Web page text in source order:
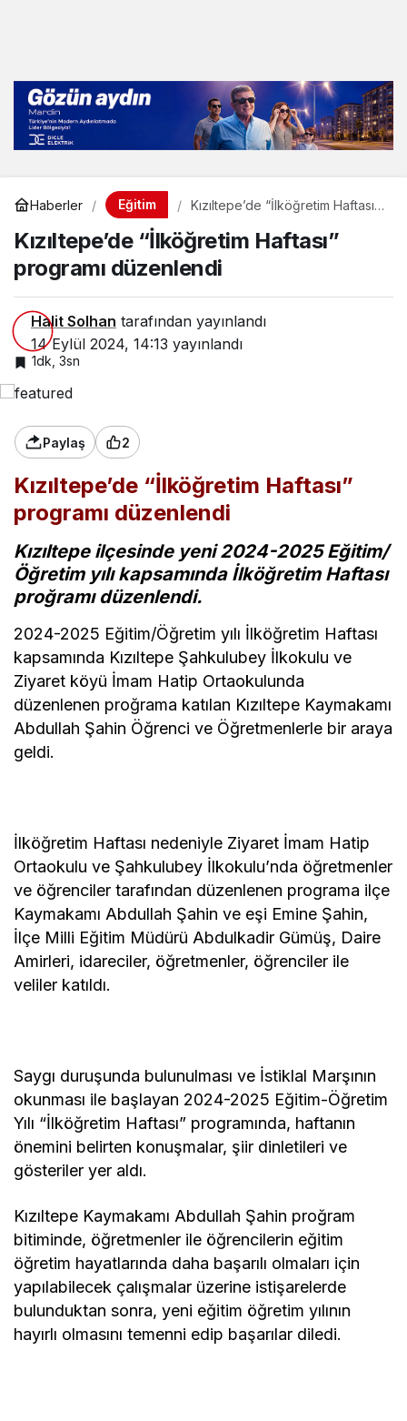
Haberler Eğitim
Kızıltepe’de “İlköğretim Haftası”
Kızıltepe’de “İlköğretim Haftası”
programı düzenlendi
Halit Solhan tarafından yayınlandı
14 Eylül 2024, 14:13 yayınlandı
1dk, 3sn
Paylaş 2
Kızıltepe’de “İlköğretim Haftası”
programı düzenlendi
Kızıltepe ilçesinde yeni 2024-2025 Eğitim/
Öğretim yılı kapsamında İlköğretim Haftası
proğramı düzenlendi.
2024-2025 Eğitim/Öğretim yılı İlköğretim Haftası
kapsamında Kızıltepe Şahkulubey İlkokulu ve
Ziyaret köyü İmam Hatip Ortaokulunda
düzenlenen proğrama katılan Kızıltepe Kaymakamı
Abdullah Şahin Öğrenci ve Öğretmenlerle bir araya
geldi.
İlköğretim Haftası nedeniyle Ziyaret İmam Hatip
Ortaokulu ve Şahkulubey İlkokulu’nda öğretmenler
ve öğrenciler tarafından düzenlenen programa ilçe
Kaymakamı Abdullah Şahin ve eşi Emine Şahin,
İlçe Milli Eğitim Müdürü Abdulkadir Gümüş, Daire
Amirleri, idareciler, öğretmenler, öğrenciler ile
veliler katıldı.
Saygı duruşunda bulunulması ve İstiklal Marşının
okunması ile başlayan 2024-2025 Eğitim-Öğretim
Yılı “İlköğretim Haftası” programında, haftanın
önemini belirten konuşmalar, şiir dinletileri ve
gösteriler yer aldı.
Kızıltepe Kaymakamı Abdullah Şahin proğram
bitiminde, öğretmenler ile öğrencilerin eğitim
öğretim hayatlarında daha başarılı olmaları için
yapılabilecek çalışmalar üzerine istişarelerde
bulunduktan sonra, yeni eğitim öğretim yılının
hayırlı olmasını temenni edip başarılar diledi.